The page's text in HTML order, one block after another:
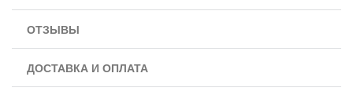
ОТЗЫВЫ
ДОСТАВКА И ОПЛАТА